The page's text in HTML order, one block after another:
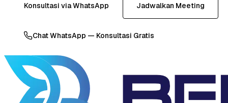
Konsultasi via WhatsApp Jadwalkan Meeting
Chat WhatsApp — Konsultasi Gratis